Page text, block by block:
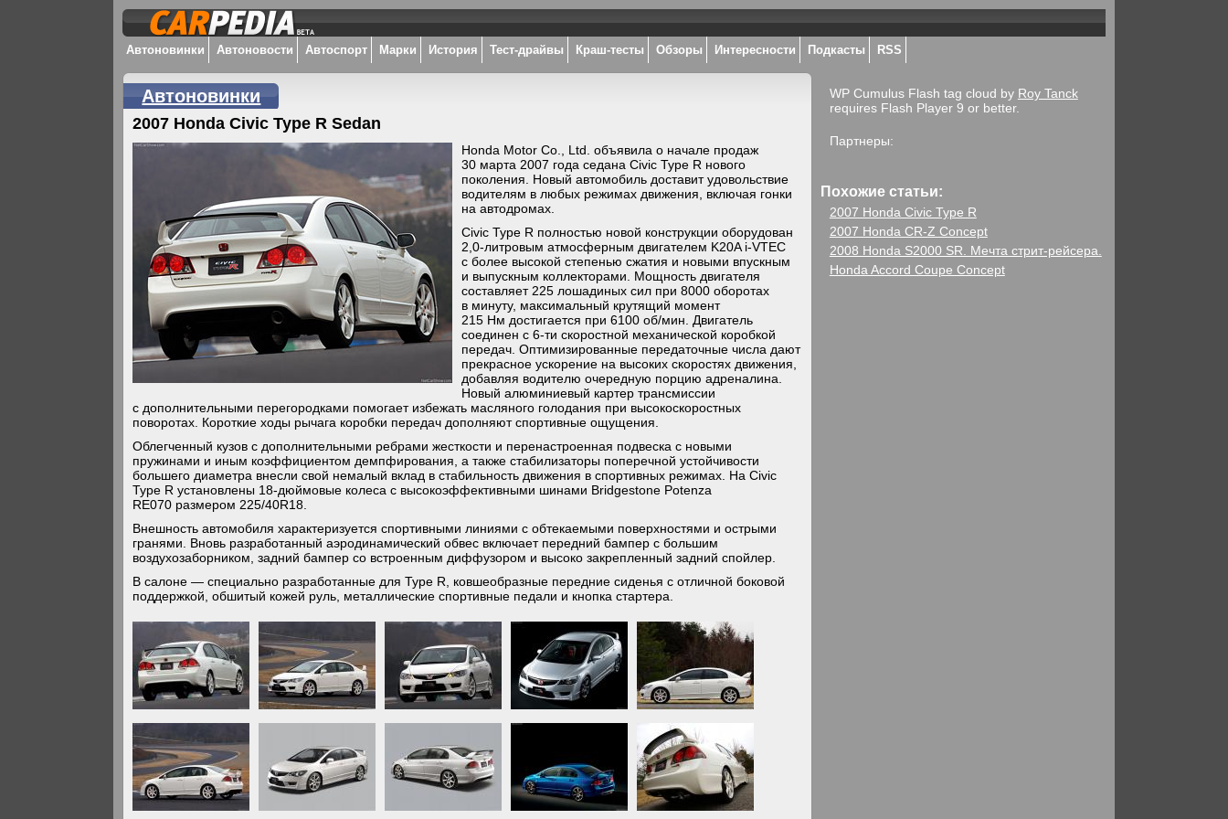
Автоновинки Автоновости Автоспорт Марки История Тест-драйвы Краш-тесты Обзоры Интересности Подкасты RSS
Автоновинки
2007 Honda Civic Type R Sedan
Honda Motor Co., Ltd. объявила о начале продаж
30 марта 2007 года седана Civic Type R нового
поколения. Новый автомобиль доставит удовольствие
водителям в любых режимах движения, включая гонки
на автодромах.
Civic Type R полностью новой конструкции оборудован
2,0-литровым атмосферным двигателем K20A i-VTEC
с более высокой степенью сжатия и новыми впускным
и выпускным коллекторами. Мощность двигателя
составляет 225 лошадиных сил при 8000 оборотах
в минуту, максимальный крутящий момент
215 Нм достигается при 6100 об/мин. Двигатель
соединен с 6-ти скоростной механической коробкой
передач. Оптимизированные передаточные числа дают
прекрасное ускорение на высоких скоростях движения,
добавляя водителю очередную порцию адреналина.
Новый алюминиевый картер трансмиссии
с дополнительными перегородками помогает избежать масляного голодания при высокоскоростных
поворотах. Короткие ходы рычага коробки передач дополняют спортивные ощущения.
Облегченный кузов с дополнительными ребрами жесткости и перенастроенная подвеска с новыми
пружинами и иным коэффициентом демпфирования, а также стабилизаторы поперечной устойчивости
большего диаметра внесли свой немалый вклад в стабильность движения в спортивных режимах. На Civic
Type R установлены 18-дюймовые колеса с высокоэффективными шинами Bridgestone Potenza
RE070 размером 225/40R18.
Внешность автомобиля характеризуется спортивными линиями с обтекаемыми поверхностями и острыми
гранями. Вновь разработанный аэродинамический обвес включает передний бампер с большим
воздухозаборником, задний бампер со встроенным диффузором и высоко закрепленный задний спойлер.
В салоне — специально разработанные для Type R, ковшеобразные передние сиденья с отличной боковой
поддержкой, обшитый кожей руль, металлические спортивные педали и кнопка стартера.
WP Cumulus Flash tag cloud by Roy Tanck
requires Flash Player 9 or better.
Партнеры:
Похожие статьи:
2007 Honda Civic Type R
2007 Honda CR-Z Concept
2008 Honda S2000 SR. Мечта стрит-рейсера.
Honda Accord Coupe Concept